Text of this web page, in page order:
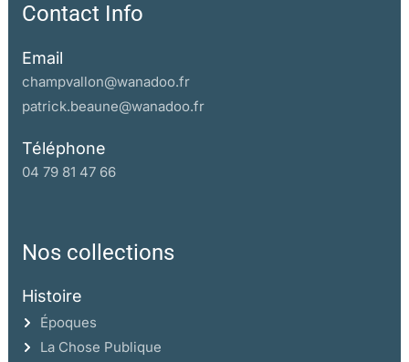
Contact Info
Email
champvallon@wanadoo.fr
patrick.beaune@wanadoo.fr
Téléphone
04 79 81 47 66
Nos collections
Histoire
Époques
La Chose Publique